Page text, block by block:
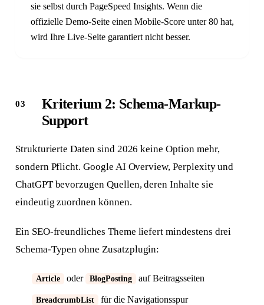
sie selbst durch PageSpeed Insights. Wenn die
offizielle Demo-Seite einen Mobile-Score unter 80 hat,
wird Ihre Live-Seite garantiert nicht besser.
Kriterium 2: Schema-Markup-
Support
Strukturierte Daten sind 2026 keine Option mehr,
sondern Pflicht. Google AI Overview, Perplexity und
ChatGPT bevorzugen Quellen, deren Inhalte sie
eindeutig zuordnen können.
Ein SEO-freundliches Theme liefert mindestens drei
Schema-Typen ohne Zusatzplugin:
Article oder BlogPosting auf Beitragsseiten
BreadcrumbList für die Navigationsspur